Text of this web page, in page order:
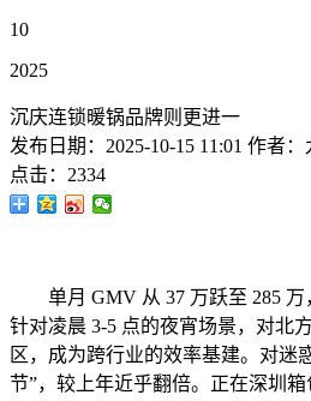
10
2025
沉庆连锁暖锅品牌则更进一
发布日期： 2025-10-15 11:01 作者：
点击： 2334
单月 GMV 从 37 万跃至 285 万
针对凌晨 3-5 点的夜宵场景，对北
区，成为跨行业的效率基建。对迷
节”，较上年近乎翻倍。正在深圳